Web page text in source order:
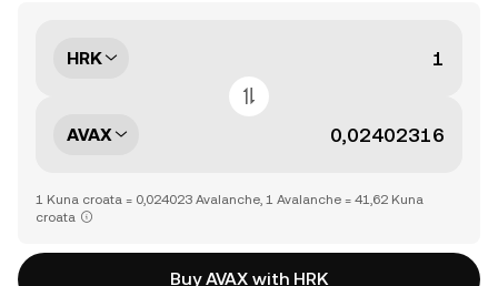
HRK
AVAX
1 Kuna croata = 0,024023 Avalanche, 1 Avalanche = 41,62 Kuna
croata
Buy AVAX with HRK